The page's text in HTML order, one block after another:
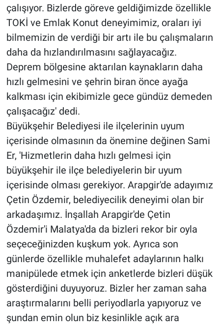
çalışıyor. Bizlerde göreve geldiğimizde özellikle
TOKİ ve Emlak Konut deneyimimiz, oraları iyi
bilmemizin de verdiği bir artı ile bu çalışmaların
daha da hızlandırılmasını sağlayacağız.
Deprem bölgesine aktarılan kaynakların daha
hızlı gelmesini ve şehrin biran önce ayağa
kalkması için ekibimizle gece gündüz demeden
çalışacağız' dedi.
Büyükşehir Belediyesi ile ilçelerinin uyum
içerisinde olmasının da önemine değinen Sami
Er, 'Hizmetlerin daha hızlı gelmesi için
büyükşehir ile ilçe belediyelerin bir uyum
içerisinde olması gerekiyor. Arapgir'de adayımız
Çetin Özdemir, belediyecilik deneyimi olan bir
arkadaşımız. İnşallah Arapgir'de Çetin
Özdemir'i Malatya'da da bizleri rekor bir oyla
seçeceğinizden kuşkum yok. Ayrıca son
günlerde özellikle muhalefet adaylarının halkı
manipülede etmek için anketlerde bizleri düşük
gösterdiğini duyuyoruz. Bizler her zaman saha
araştırmalarını belli periyodlarla yapıyoruz ve
şundan emin olun biz kesinlikle açık ara